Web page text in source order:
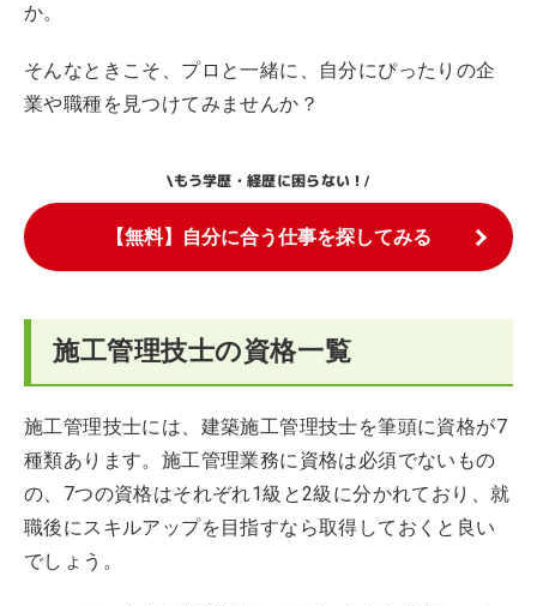
か。
そんなときこそ、プロと一緒に、自分にぴったりの企
業や職種を見つけてみませんか？
\もう学歴・経歴に困らない！/
【無料】自分に合う仕事を探してみる
施工管理技士の資格一覧
施工管理技士には、建築施工管理技士を筆頭に資格が7
種類あります。施工管理業務に資格は必須でないもの
の、7つの資格はそれぞれ1級と2級に分かれており、就
職後にスキルアップを目指すなら取得しておくと良い
でしょう。